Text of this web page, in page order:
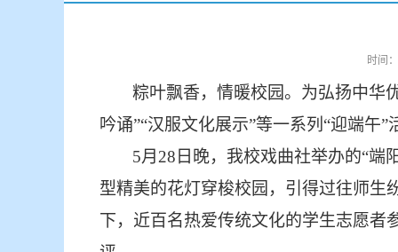
时间
粽叶飘香，情暖校园。为弘扬中华
吟诵”“汉服文化展示”等一系列 “迎端午”
5月28日晚，我校戏曲社举办的“端
型精美的花灯穿梭校园，引得过往师生
下，近百名热爱传统文化的学生志愿者